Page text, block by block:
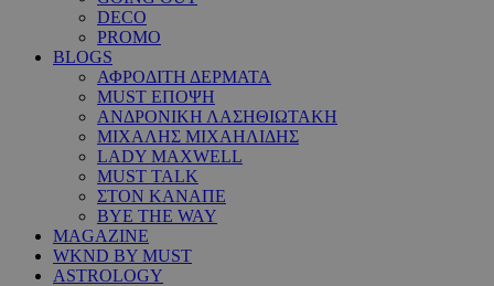
DECO
PROMO
BLOGS
ΑΦΡΟΔΙΤΗ ΔΕΡΜΑΤΑ
MUST ΕΠΟΨΗ
ΑΝΔΡΟΝΙΚΗ ΛΑΣΗΘΙΩΤΑΚΗ
ΜΙΧΑΛΗΣ ΜΙΧΑΗΛΙΔΗΣ
LADY MAXWELL
MUST TALK
ΣΤΟΝ ΚΑΝΑΠΕ
BYE THE WAY
MAGAZINE
WKND BY MUST
ASTROLOGY